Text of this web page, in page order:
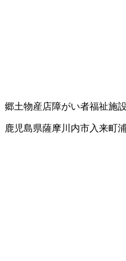
郷土物産店障がい者福祉施設
鹿児島県薩摩川内市入来町